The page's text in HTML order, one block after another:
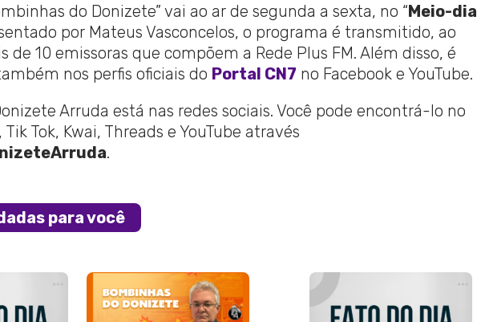
do Donizete” vai ao ar de segunda a sexta, no “Meio-dia
por Mateus Vasconcelos, o programa é transmitido, ao
de 10 emissoras que compõem a Rede Plus FM. Além disso, é
nos perfis oficiais do Portal CN7 no Facebook e YouTube.
Arruda está nas redes sociais. Você pode encontrá-lo no
Tok, Kwai, Threads e YouTube através
.
para você